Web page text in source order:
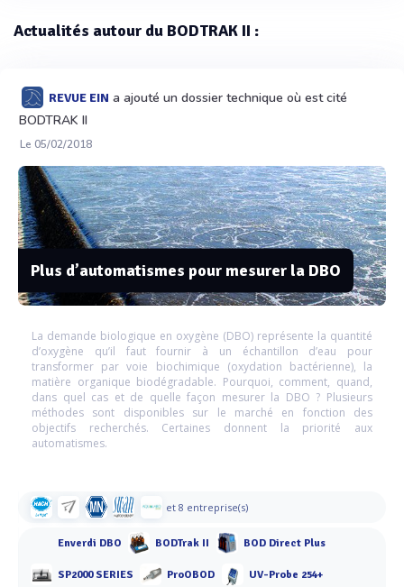
Actualités autour du BODTRAK II :
REVUE EIN a ajouté un dossier technique où est cité
BODTRAK II
Le 05/02/2018
Plus d’automatismes pour mesurer la DBO
La demande biologique en oxygène (DBO) représente la quantité
d’oxygène qu’il faut fournir à un échantillon d’eau pour
transformer par voie biochimique (oxydation bactérienne), la
matière organique biodégradable. Pourquoi, comment, quand,
dans quel cas et de quelle façon mesurer la DBO ? Plusieurs
méthodes sont disponibles sur le marché en fonction des
objectifs recherchés. Certaines donnent la priorité aux
automatismes.
et 8 entreprise(s)
Enverdi DBO BODTrak II BOD Direct Plus
SP2000 SERIES ProOBOD UV-Probe 254+